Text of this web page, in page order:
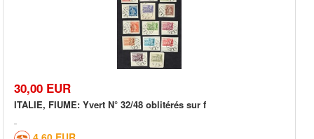
30,00 EUR
ITALIE, FIUME: Yvert N° 32/48 oblitérés sur f